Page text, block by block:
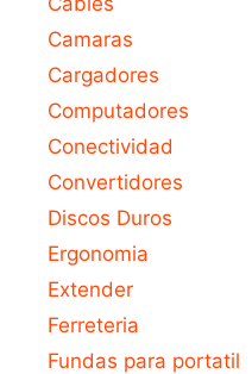
Camaras
Cargadores
Computadores
Conectividad
Convertidores
Discos Duros
Ergonomia
Extender
Ferreteria
Fundas para portatil